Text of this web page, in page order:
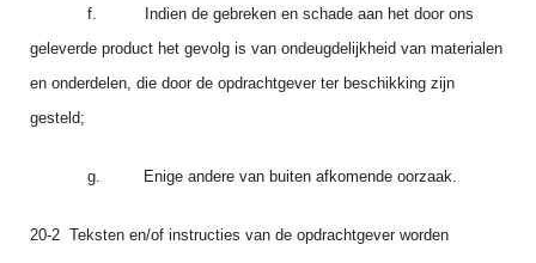
f. Indien de gebreken en schade aan het door ons
geleverde product het gevolg is van ondeugdelijk­heid van materialen
en onderdelen, die door de opdrachtgever ter beschik­king zijn
gesteld;
g. Enige andere van buiten afkomende oorzaak.
20-2 Teksten en/of instructies van de opdrachtgever worden